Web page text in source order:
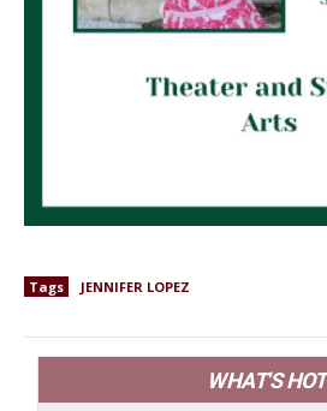
Tags JENNIFER LOPEZ
WHAT'S HOT